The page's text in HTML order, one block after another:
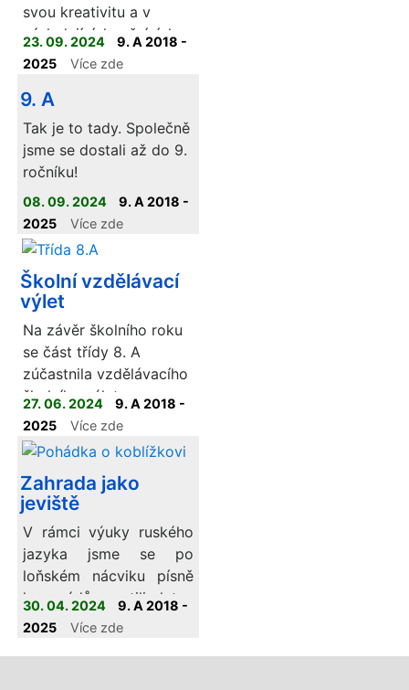
svou kreativitu a v
následujících měsících
vám bude prezentovat
23. 09. 2024
9. A 2018 -
2025
Více zde
9. A
Tak je to tady. Společně
jsme se dostali až do 9.
ročníku!
08. 09. 2024
9. A 2018 -
2025
Více zde
Školní vzdělávací
výlet
Na závěr školního roku
se část třídy 8. A
zúčastnila vzdělávacího
školního výletu.
27. 06. 2024
9. A 2018 -
2025
Více zde
Zahrada jako
jeviště
V rámci výuky ruského
jazyka jsme se po
loňském nácviku písně
kamarádů pustili letos
do pohádky O
30. 04. 2024
9. A 2018 -
2025
Více zde